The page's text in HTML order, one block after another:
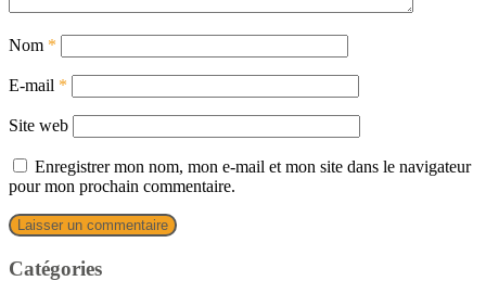
Nom *
E-mail *
Site web
Enregistrer mon nom, mon e-mail et mon site dans le navigateur
pour mon prochain commentaire.
Catégories